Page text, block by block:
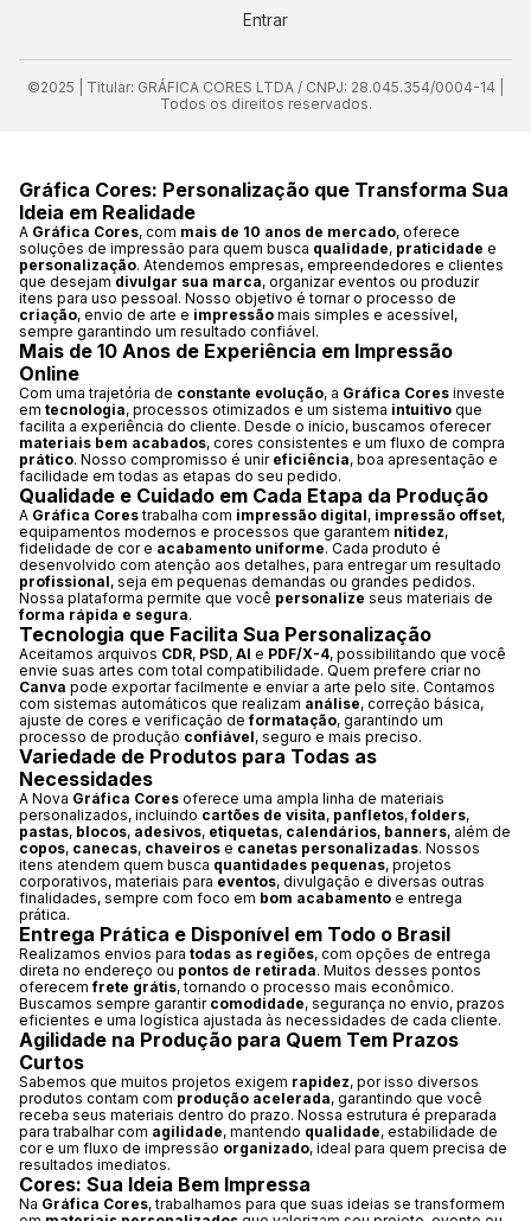
Entrar
©2025 | Titular: GRÁFICA CORES LTDA / CNPJ: 28.045.354/0004-14 |
Todos os direitos reservados.
Gráfica Cores: Personalização que Transforma Sua
Ideia em Realidade
A Gráfica Cores, com mais de 10 anos de mercado, oferece
soluções de impressão para quem busca qualidade, praticidade e
personalização. Atendemos empresas, empreendedores e clientes
que desejam divulgar sua marca, organizar eventos ou produzir
itens para uso pessoal. Nosso objetivo é tornar o processo de
criação, envio de arte e impressão mais simples e acessível,
sempre garantindo um resultado confiável.
Mais de 10 Anos de Experiência em Impressão
Online
Com uma trajetória de constante evolução, a Gráfica Cores investe
em tecnologia, processos otimizados e um sistema intuitivo que
facilita a experiência do cliente. Desde o início, buscamos oferecer
materiais bem acabados, cores consistentes e um fluxo de compra
prático. Nosso compromisso é unir eficiência, boa apresentação e
facilidade em todas as etapas do seu pedido.
Qualidade e Cuidado em Cada Etapa da Produção
A Gráfica Corestrabalha com impressão digital, impressão offset,
equipamentos modernos e processos que garantem nitidez,
fidelidade de cor e acabamento uniforme. Cada produto é
desenvolvido com atenção aos detalhes, para entregar um resultado
profissional, seja em pequenas demandas ou grandes pedidos.
Nossa plataforma permite que você personalize seus materiais de
forma rápida e segura.
Tecnologia que Facilita Sua Personalização
Aceitamos arquivos CDR, PSD, AI e PDF/X-4, possibilitando que você
envie suas artes com total compatibilidade. Quem prefere criar no
Canva pode exportar facilmente e enviar a arte pelo site. Contamos
com sistemas automáticos que realizam análise, correção básica,
ajuste de cores e verificação deformatação, garantindo um
processo de produção confiável, seguro e mais preciso.
Variedade de Produtos para Todas as
Necessidades
A Nova Gráfica Cores oferece uma ampla linha de materiais
personalizados, incluindo cartões de visita, panfletos,folders,
pastas, blocos, adesivos, etiquetas, calendários, banners, além de
copos, canecas, chaveiros e canetas personalizadas. Nossos
itens atendem quem busca quantidades pequenas, projetos
corporativos, materiais para eventos, divulgação e diversas outras
finalidades, sempre com foco em bom acabamento e entrega
prática.
Entrega Prática e Disponível em Todo o Brasil
Realizamos envios para todas as regiões, com opções de entrega
direta no endereço ou pontos de retirada. Muitos desses pontos
oferecemfrete grátis, tornando o processo mais econômico.
Buscamos sempre garantir comodidade, segurança no envio, prazos
eficientes e uma logística ajustada às necessidades de cada cliente.
Agilidade na Produção para Quem Tem Prazos
Curtos
Sabemos que muitos projetos exigem rapidez, por isso diversos
produtos contam com produção acelerada, garantindo que você
receba seus materiais dentro do prazo. Nossa estrutura é preparada
para trabalhar com agilidade, mantendo qualidade, estabilidade de
cor e um fluxo de impressão organizado, ideal para quem precisa de
resultados imediatos.
Cores: Sua Ideia Bem Impressa
Na Gráfica Cores, trabalhamos para que suas ideias se transformem